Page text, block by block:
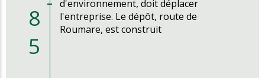
8
5
d'environnement, doit déplacer
l'entreprise. Le dépôt, route de
Roumare, est construit